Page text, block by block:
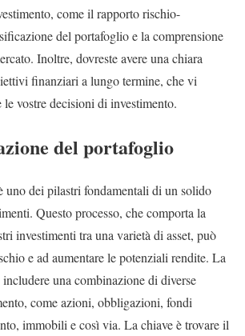
come il rapporto rischio-
del portafoglio e la comprensione
Inoltre, dovreste avere una chiara
finanziari a lungo termine, che vi
le vostre decisioni di investimento.
del portafoglio
uno dei pilastri fondamentali di un solido
Questo processo, che comporta la
investimenti tra una varietà di asset, può
e ad aumentare le potenziali rendite. La
una combinazione di diverse
come azioni, obbligazioni, fondi
immobili e così via. La chiave è trovare il